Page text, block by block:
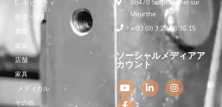
E -モビリティ
航空・宇宙
農業
建築
店舗
家具
メディカル
その他
88470 Saint Michel sur
Meurthe
+ 33 (0) 3 29 58 36 15
ソーシャルメディアア
カウント
Y
o
u
L
i
n
I
n
s
F
a
c